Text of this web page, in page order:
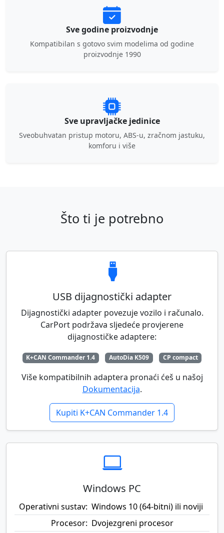
Sve godine proizvodnje
Kompatibilan s gotovo svim modelima od godine
proizvodnje 1990
Sve upravljačke jedinice
Sveobuhvatan pristup motoru, ABS-u, zračnom jastuku,
komforu i više
Što ti je potrebno
USB dijagnostički adapter
Dijagnostički adapter povezuje vozilo i računalo.
CarPort podržava sljedeće provjerene
dijagnostičke adaptere:
K+CAN Commander 1.4 AutoDia K509 CP compact
Više kompatibilnih adaptera pronaći ćeš u našoj
Dokumentacija.
Kupiti K+CAN Commander 1.4
Windows PC
Operativni sustav: Windows 10 (64-bitni) ili noviji
Procesor: Dvojezgreni procesor